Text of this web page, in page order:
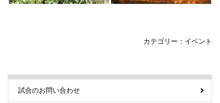
カテゴリー： イベント
試合のお問い合わせ